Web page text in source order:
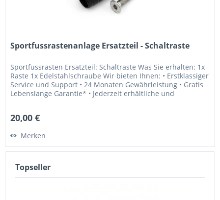
Sportfussrastenanlage Ersatzteil - Schaltraste
Sportfussrasten Ersatzteil: Schaltraste Was Sie erhalten: 1x
Raste 1x Edelstahlschraube Wir bieten Ihnen: • Erstklassiger
Service und Support • 24 Monaten Gewährleistung • Gratis
Lebenslange Garantie* • Jederzeit erhältliche und
20,00 €
Merken
Topseller